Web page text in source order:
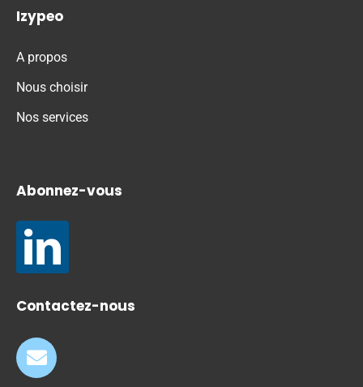
Izypeo
A propos
Nous choisir
Nos services
Abonnez-vous
Contactez-nous